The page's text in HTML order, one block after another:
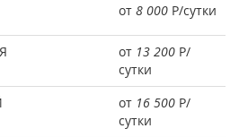
от 8 000 Р/сутки
от 13 200 Р/
сутки
от 16 500 Р/
сутки